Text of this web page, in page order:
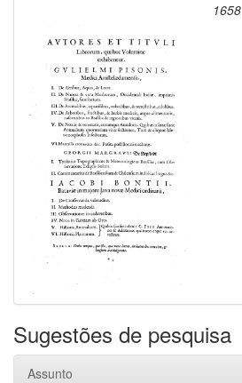
1658
Sugestões de pesquisa
Assunto